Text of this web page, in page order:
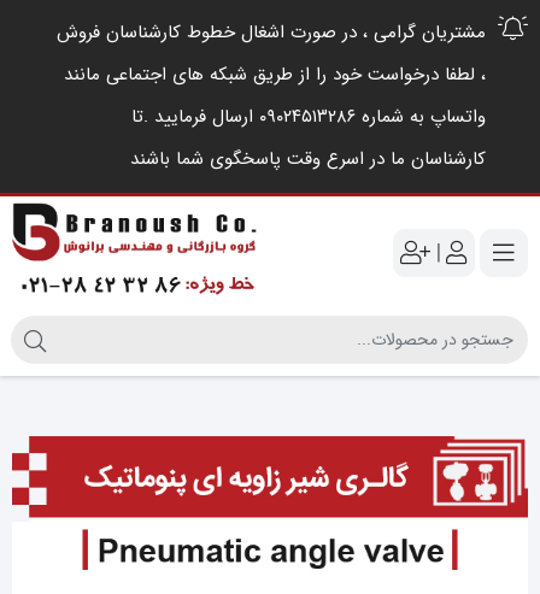
مشتریان گرامی ، در صورت اشغال خطوط کارشناسان فروش
، لطفا درخواست خود را از طریق شبکه های اجتماعی مانند
واتساپ به شماره ۰۹۰۲۴۵۱۳۲۸۶ ارسال فرمایید .‌تا
کارشناسان ما در اسرع وقت پاسخگوی شما باشند
|